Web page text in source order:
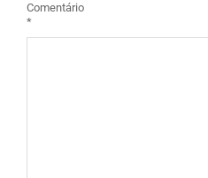
Comentário
*